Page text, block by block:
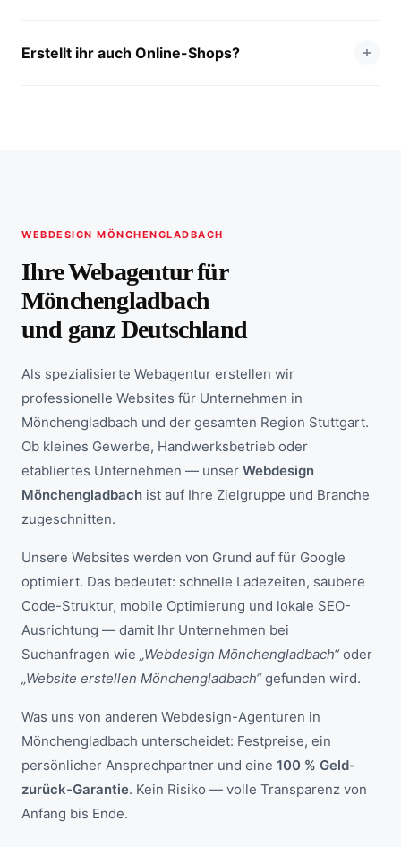
Erstellt ihr auch Online-Shops?
WEBDESIGN MÖNCHENGLADBACH
Ihre Webagentur für
Mönchengladbach
und ganz Deutschland
Als spezialisierte Webagentur erstellen wir
professionelle Websites für Unternehmen in
Mönchengladbach und der gesamten Region Stuttgart.
Ob kleines Gewerbe, Handwerksbetrieb oder
etabliertes Unternehmen — unser Webdesign
Mönchengladbach ist auf Ihre Zielgruppe und Branche
zugeschnitten.
Unsere Websites werden von Grund auf für Google
optimiert. Das bedeutet: schnelle Ladezeiten, saubere
Code-Struktur, mobile Optimierung und lokale SEO-
Ausrichtung — damit Ihr Unternehmen bei
Suchanfragen wie „Webdesign Mönchengladbach“oder
„Website erstellen Mönchengladbach“gefunden wird.
Was uns von anderen Webdesign-Agenturen in
Mönchengladbach unterscheidet: Festpreise, ein
persönlicher Ansprechpartner und eine 100 % Geld-
zurück-Garantie. Kein Risiko — volle Transparenz von
Anfang bis Ende.